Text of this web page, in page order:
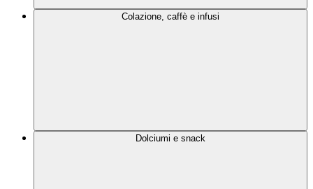
Colazione, caffè e infusi
Dolciumi e snack